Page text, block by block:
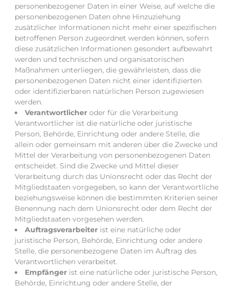
personenbezogener Daten in einer Weise, auf welche die
personenbezogenen Daten ohne Hinzuziehung
zusätzlicher Informationen nicht mehr einer spezifischen
betroffenen Person zugeordnet werden können, sofern
diese zusätzlichen Informationen gesondert aufbewahrt
werden und technischen und organisatorischen
Maßnahmen unterliegen, die gewährleisten, dass die
personenbezogenen Daten nicht einer identifizierten
oder identifizierbaren natürlichen Person zugewiesen
werden.
Verantwortlicher oder für die Verarbeitung
Verantwortlicher ist die natürliche oder juristische
Person, Behörde, Einrichtung oder andere Stelle, die
allein oder gemeinsam mit anderen über die Zwecke und
Mittel der Verarbeitung von personenbezogenen Daten
entscheidet. Sind die Zwecke und Mittel dieser
Verarbeitung durch das Unionsrecht oder das Recht der
Mitgliedstaaten vorgegeben, so kann der Verantwortliche
beziehungsweise können die bestimmten Kriterien seiner
Benennung nach dem Unionsrecht oder dem Recht der
Mitgliedstaaten vorgesehen werden.
Auftragsverarbeiter ist eine natürliche oder
juristische Person, Behörde, Einrichtung oder andere
Stelle, die personenbezogene Daten im Auftrag des
Verantwortlichen verarbeitet.
Empfänger ist eine natürliche oder juristische Person,
Behörde, Einrichtung oder andere Stelle, der